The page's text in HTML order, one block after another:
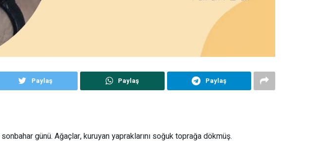
Paylaş Paylaş Paylaş
günü. Ağaçlar, kuruyan yapraklarını soğuk toprağa dökmüş.